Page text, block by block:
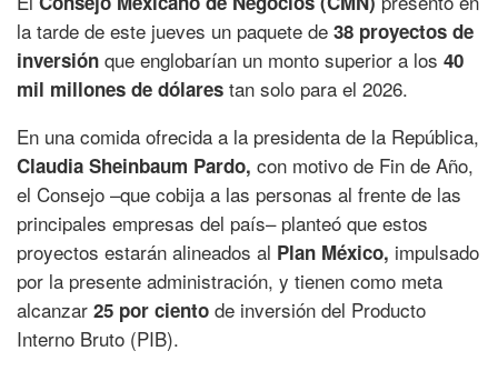
la tarde de este jueves un paquete de 38 proyectos de
inversión que englobarían un monto superior a los 40
mil millones de dólares tan solo para el 2026.
En una comida ofrecida a la presidenta de la República,
Claudia Sheinbaum Pardo, con motivo de Fin de Año,
el Consejo –que cobija a las personas al frente de las
principales empresas del país– planteó que estos
proyectos estarán alineados al Plan México, impulsado
por la presente administración, y tienen como meta
alcanzar 25 por ciento de inversión del Producto
Interno Bruto (PIB).